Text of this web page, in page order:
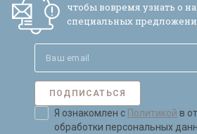
чтобы вовремя узнать о
специальных
ПОДПИСАТЬСЯ
Я ознакомлен с Политикой в
обработки персональных